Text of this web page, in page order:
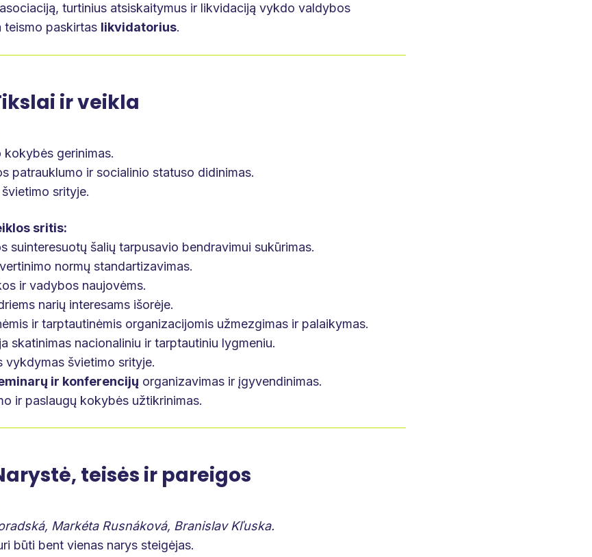
turtinius atsiskaitymus ir likvidaciją vykdo valdybos
teismo paskirtas likvidatorius.
ir veikla
gerinimas.
patrauklumo ir socialinio statuso didinimas.
srityje.
sritis:
suinteresuotų šalių tarpusavio bendravimui sukūrimas.
normų standartizavimas.
ir vadybos naujovėms.
narių interesams išorėje.
ir tarptautinėmis organizacijomis užmezgimas ir palaikymas.
skatinimas nacionaliniu ir tarptautiniu lygmeniu.
vykdymas švietimo srityje.
ir konferencijų organizavimas ir įgyvendinimas.
ir paslaugų kokybės užtikrinimas.
teisės ir pareigos
Markéta Rusnáková, Branislav Kľuska.
būti bent vienas narys steigėjas.